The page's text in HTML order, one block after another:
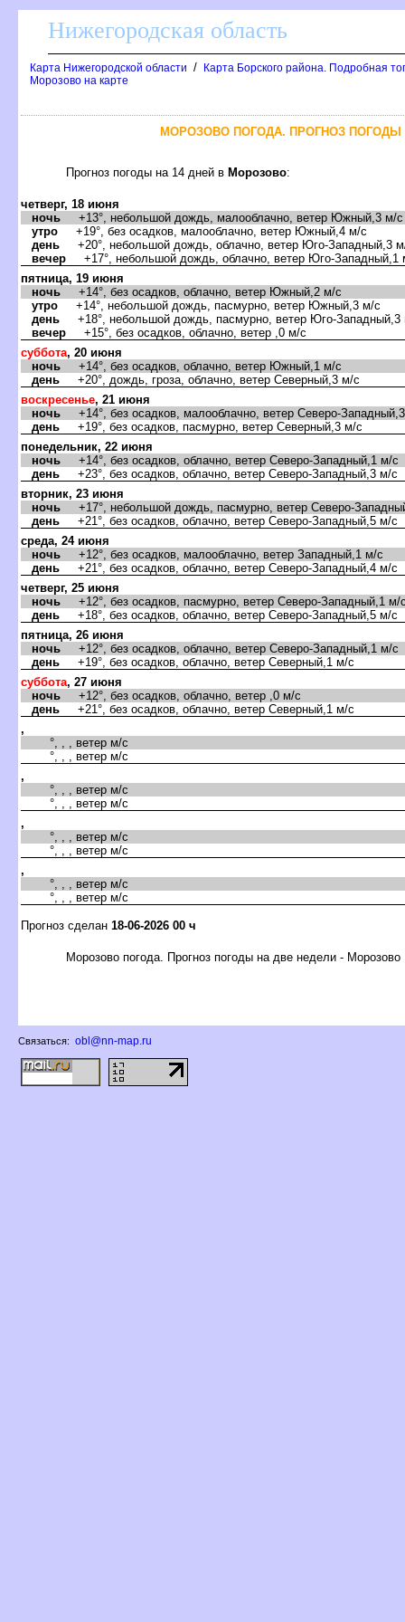
Нижегородская область
Карта Нижегородской области /
Карта Борского района. Подробная
Морозово на карте
МОРОЗОВО ПОГОДА. ПРОГНОЗ
Прогноз погоды на 14 дней Морозово:
четверг, 18 июня
ночь +13°, небольшой дождь, малооблачно, ветер Южный,3 м/с
утро +19°, без осадков, малооблачно, ветер Южный,4 м/с
день +20°, небольшой дождь, облачно, ветер Юго-Западный,3
ечер +17°, небольшой дождь, облачно, ветер Юго-Западный,1
пятница, 19 июня
ночь +14°, без осадков, облачно, ветер Южный,2 м/с
утро +14°, небольшой дождь, пасмурно, ветер Южный,3 м/с
день +18°, небольшой дождь, пасмурно, ветер Юго-Западный,3
ечер +15°, без осадков, облачно, ветер ,0 м/с
суббота, 20 июня
ночь +14°, без осадков, облачно, ветер Южный,1 м/с
день +20°, дождь, гроза, облачно, ветер Северный,3 м/с
оскресенье, 21 июня
ночь +14°, без осадков, малооблачно, ветер Северо-
день +19°, без осадков, пасмурно, ветер Северный,3 м/с
понедельник, 22 июня
ночь +14°, без осадков, облачно, ветер Северо-Западный,1 м/с
день +23°, без осадков, облачно, ветер Северо-Западный,3 м/с
торник, 23 июня
ночь +17°, небольшой дождь, пасмурно, ветер Северо-
день +21°, без осадков, облачно, ветер Северо-Западный,5 м/с
среда, 24 июня
ночь +12°, без осадков, малооблачно, ветер Западный,1 м/с
день +21°, без осадков, облачно, ветер Северо-Западный,4 м/с
четверг, 25 июня
ночь +12°, без осадков, пасмурно, ветер Северо-Западный,1 м/
день +18°, без осадков, облачно, ветер Северо-Западный,5 м/с
пятница, 26 июня
ночь +12°, без осадков, облачно, ветер Северо-Западный,1 м/с
день +19°, без осадков, облачно, ветер Северный,1 м/с
суббота, 27 июня
ночь +12°, без осадков, облачно, ветер ,0 м/с
день +21°, без осадков, облачно, ветер Северный,1 м/с
,
°, , , ветер м/с
°, , , ветер м/с
,
°, , , ветер м/с
°, , , ветер м/с
,
°, , , ветер м/с
°, , , ветер м/с
,
°, , , ветер м/с
°, , , ветер м/с
Прогноз сделан 18-06-2026 00 ч
Морозово погода. Прогноз погоды на две недели - Морозово
Связаться: obl@nn-map.ru